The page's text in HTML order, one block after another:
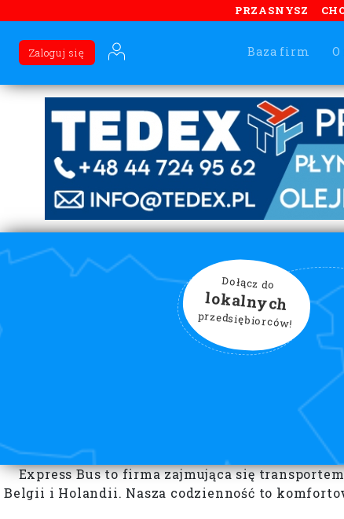
PRZASNYSZ
Baza firm O
Zaloguj się
Dołącz do
lokalnych
przedsiębiorców!
Express Bus to firma zajmująca się
Belgii i Holandii. Nasza codzienność to